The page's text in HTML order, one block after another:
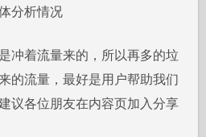
分析情况
着流量来的，所以再多的垃
的流量，最好是用户帮助我们
议各位朋友在内容页加入分享